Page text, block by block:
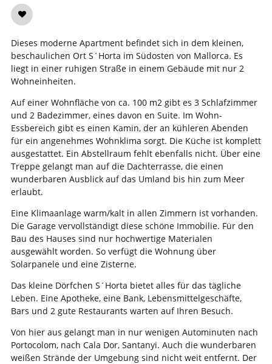
Dieses moderne Apartment befindet sich in dem kleinen,
beschaulichen Ort S´Horta im Südosten von Mallorca. Es
liegt in einer ruhigen Straße in einem Gebäude mit nur 2
Wohneinheiten.
Auf einer Wohnfläche von ca. 100 m2 gibt es 3 Schlafzimmer
und 2 Badezimmer, eines davon en Suite. Im Wohn-
Essbereich gibt es einen Kamin, der an kühleren Abenden
für ein angenehmes Wohnklima sorgt. Die Küche ist komplett
ausgestattet. Ein Abstellraum fehlt ebenfalls nicht. Über eine
Treppe gelangt man auf die Dachterrasse, die einen
wunderbaren Ausblick auf das Umland bis hin zum Meer
erlaubt.
Eine Klimaanlage warm/kalt in allen Zimmern ist vorhanden.
Die Garage vervollständigt diese schöne Immobilie. Für den
Bau des Hauses sind nur hochwertige Materialen
ausgewählt worden. So verfügt die Wohnung über
Solarpanele und eine Zisterne.
Das kleine Dörfchen S´Horta bietet alles für das tägliche
Leben. Eine Apotheke, eine Bank, Lebensmittelgeschäfte,
Bars und 2 gute Restaurants warten auf Ihren Besuch.
Von hier aus gelangt man in nur wenigen Autominuten nach
Portocolom, nach Cala Dor, Santanyi. Auch die wunderbaren
weißen Strände der Umgebung sind nicht weit entfernt. Der